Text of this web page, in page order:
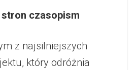
czasopism
z najsilniejszych
który odróżnia